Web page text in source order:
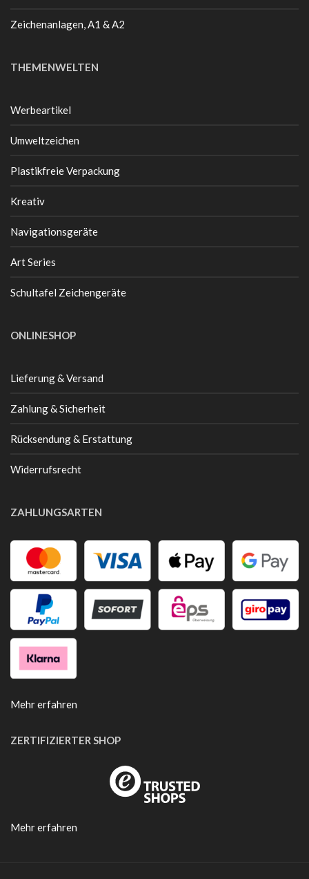
Zeichenanlagen, A1 & A2
THEMENWELTEN
Werbeartikel
Umweltzeichen
Plastikfreie Verpackung
Kreativ
Navigationsgeräte
Art Series
Schultafel Zeichengeräte
ONLINESHOP
Lieferung & Versand
Zahlung & Sicherheit
Rücksendung & Erstattung
Widerrufsrecht
ZAHLUNGSARTEN
Mehr erfahren
ZERTIFIZIERTER SHOP
Mehr erfahren